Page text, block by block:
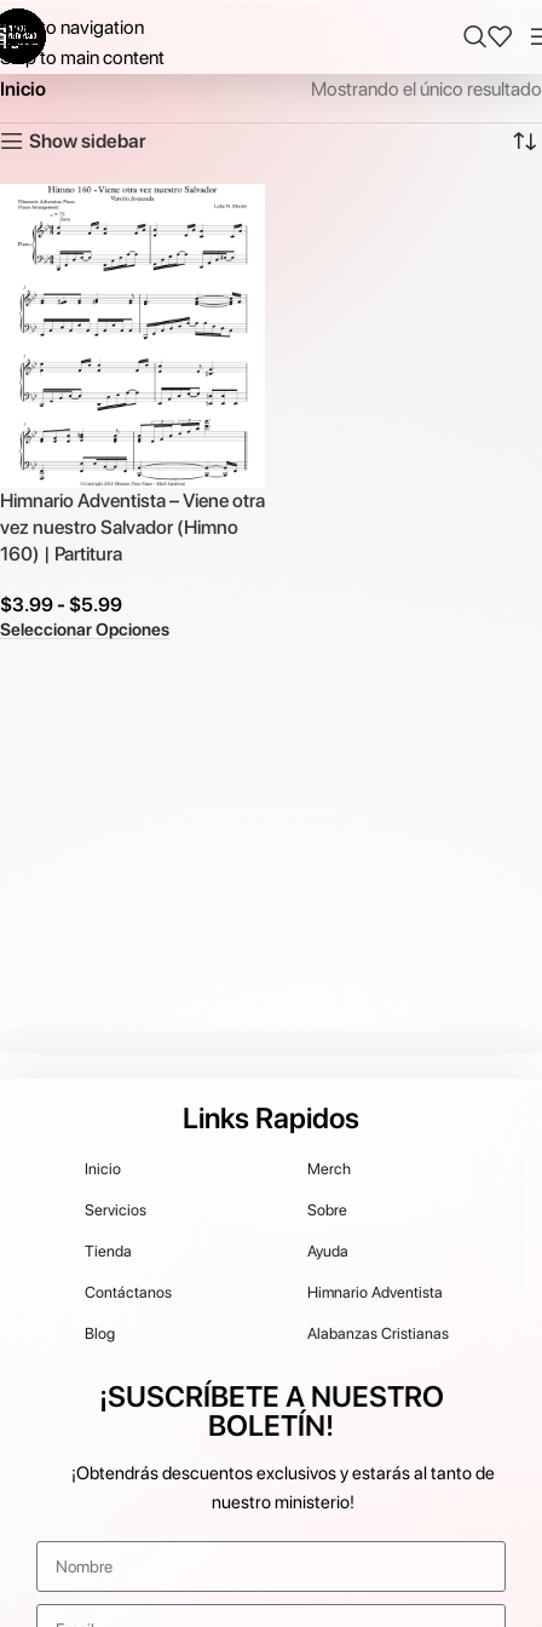
Skip to navigation
Skip to main content
Inicio
Mostrando el único resultado
Show sidebar
Himnario Adventista – Viene otra
vez nuestro Salvador (Himno
160) | Partitura
$3.99 - $5.99
Seleccionar Opciones
Links Rapidos
Inicio
Servicios
Tienda
Contáctanos
Blog
Merch
Sobre
Ayuda
Himnario Adventista
Alabanzas Cristianas
¡SUSCRÍBETE A NUESTRO
BOLETÍN!
¡Obtendrás descuentos exclusivos y estarás al tanto de
nuestro ministerio!